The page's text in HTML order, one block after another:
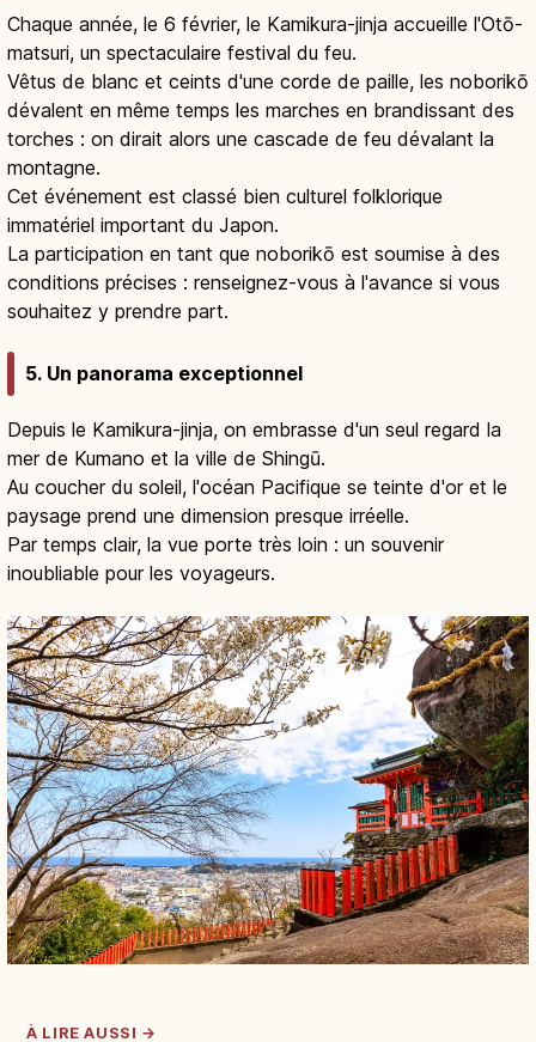
Chaque année, le 6 février, le Kamikura-jinja accueille l'Otō-
matsuri, un spectaculaire festival du feu.
Vêtus de blanc et ceints d'une corde de paille, les noborikō
dévalent en même temps les marches en brandissant des
torches : on dirait alors une cascade de feu dévalant la
montagne.
Cet événement est classé bien culturel folklorique
immatériel important du Japon.
La participation en tant que noborikō est soumise à des
conditions précises : renseignez-vous à l'avance si vous
souhaitez y prendre part.
5. Un panorama exceptionnel
Depuis le Kamikura-jinja, on embrasse d'un seul regard la
mer de Kumano et la ville de Shingū.
Au coucher du soleil, l'océan Pacifique se teinte d'or et le
paysage prend une dimension presque irréelle.
Par temps clair, la vue porte très loin : un souvenir
inoubliable pour les voyageurs.
À LIRE AUSSI →